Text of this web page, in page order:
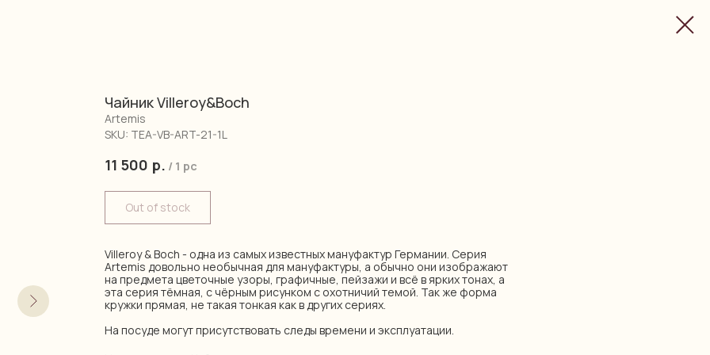
Чайник Villeroy&Boch
Artemis
SKU: TEA-VB-ART-21-1L
11 500 р. / 1 pc
Out of stock
Villeroy & Boch - одна из самых известных мануфактур Германии. Серия
Artemis довольно необычная для мануфактуры, а обычно они изображают
на предмета цветочные узоры, графичные, пейзажи и всё в ярких тонах, а
эта серия тёмная, с чёрным рисунком с охотничий темой. Так же форма
кружки прямая, не такая тонкая как в других сериях.
На посуде могут присутствовать следы времени и эксплуатации.